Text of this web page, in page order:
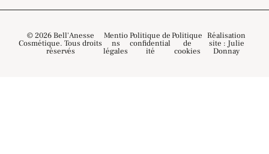
© 2026 Bell'Anesse
Cosmétique. Tous droits
réservés
Mentio
ns
légales
Politique de
confidential
ité
Politique
de
cookies
Réalisation
site : Julie
Donnay